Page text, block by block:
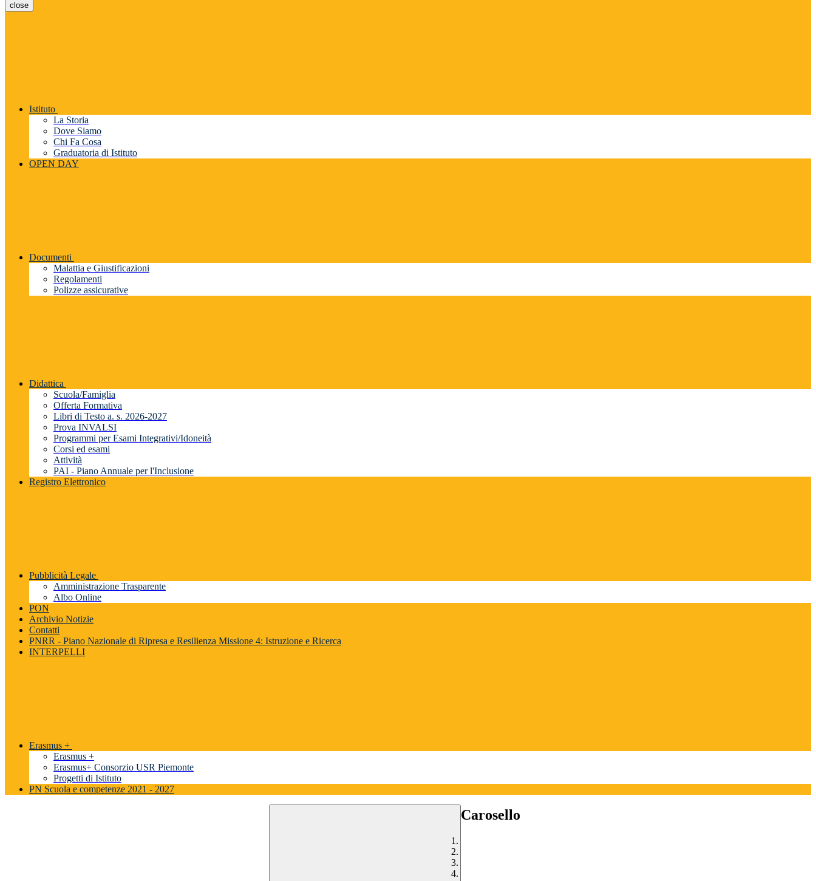
close
Istituto
La Storia
Dove Siamo
Chi Fa Cosa
Graduatoria di Istituto
OPEN DAY
Documenti
Malattia e Giustificazioni
Regolamenti
Polizze assicurative
Didattica
Scuola/Famiglia
Offerta Formativa
Libri di Testo a. s. 2026-2027
Prova INVALSI
Programmi per Esami Integrativi/Idoneità
Corsi ed esami
Attività
PAI - Piano Annuale per l'Inclusione
Registro Elettronico
Pubblicità Legale
Amministrazione Trasparente
Albo Online
PON
Archivio Notizie
Contatti
PNRR - Piano Nazionale di Ripresa e Resilienza Missione 4: Istruzione e Ricerca
INTERPELLI
Erasmus +
Erasmus +
Erasmus+ Consorzio USR Piemonte
Progetti di Istituto
PN Scuola e competenze 2021 - 2027
Carosello